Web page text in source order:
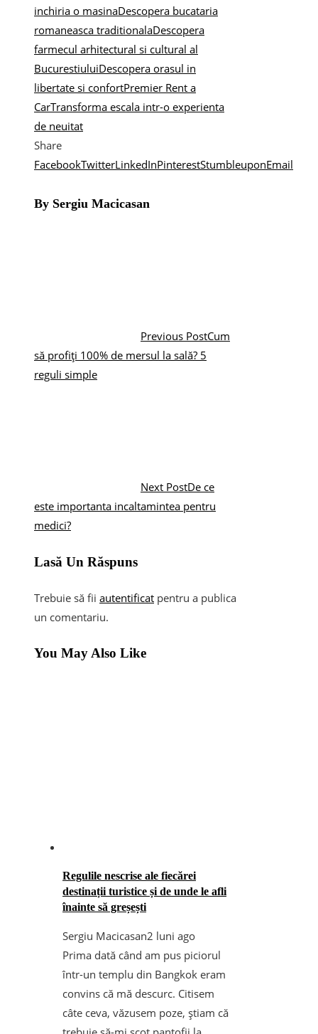
inchiria o masinaDescopera bucataria
romaneasca traditionalaDescopera
farmecul arhitectural si cultural al
BucurestiuluiDescopera orasul in
libertate si confortPremier Rent a
CarTransforma escala intr-o experienta
de neuitat
Share
FacebookTwitterLinkedInPinterestStumbleuponEmail
By Sergiu Macicasan
Previous PostCum
să profiți 100% de mersul la sală? 5
reguli simple
Next PostDe ce
este importanta incaltamintea pentru
medici?
Lasă Un Răspuns
Trebuie să fii autentificat pentru a publica
un comentariu.
You May Also Like
Regulile nescrise ale fiecărei
destinații turistice și de unde le afli
înainte să greșești
Sergiu Macicasan2 luni ago
Prima dată când am pus piciorul
într-un templu din Bangkok eram
convins că mă descurc. Citisem
câte ceva, văzusem poze, știam că